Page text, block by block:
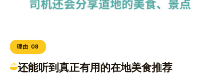
理由 08
还能听到真正有用的在地美食推荐